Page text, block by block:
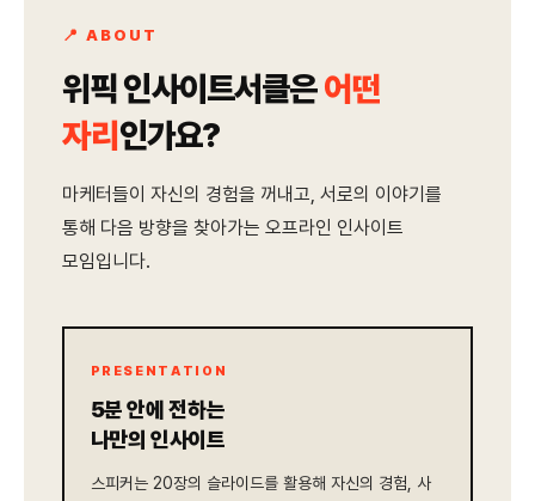
📍 ABOUT
위픽 인사이트서클은어떤
자리 인가요?
마케터들이 자신의 경험을 꺼내고, 서로의 이야기를
통해 다음 방향을 찾아가는 오프라인 인사이트
모임입니다.
PRESENTATION
5분 안에 전하는
나만의 인사이트
스피커는 20장의 슬라이드를 활용해 자신의 경험, 사